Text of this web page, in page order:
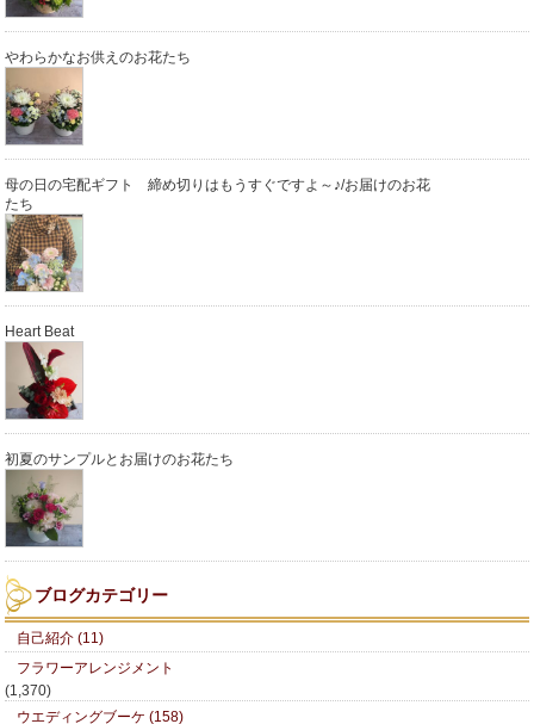
やわらかなお供えのお花たち
母の日の宅配ギフト 締め切りはもうすぐですよ～♪/お届けのお花
たち
Heart Beat
初夏のサンプルとお届けのお花たち
ブログカテゴリー
自己紹介 (11)
フラワーアレンジメント
(1,370)
ウエディングブーケ (158)